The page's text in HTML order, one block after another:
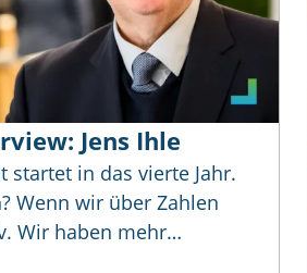
Jens Ihle
startet in das vierte Jahr.
Wenn wir über Zahlen
Wir haben mehr…